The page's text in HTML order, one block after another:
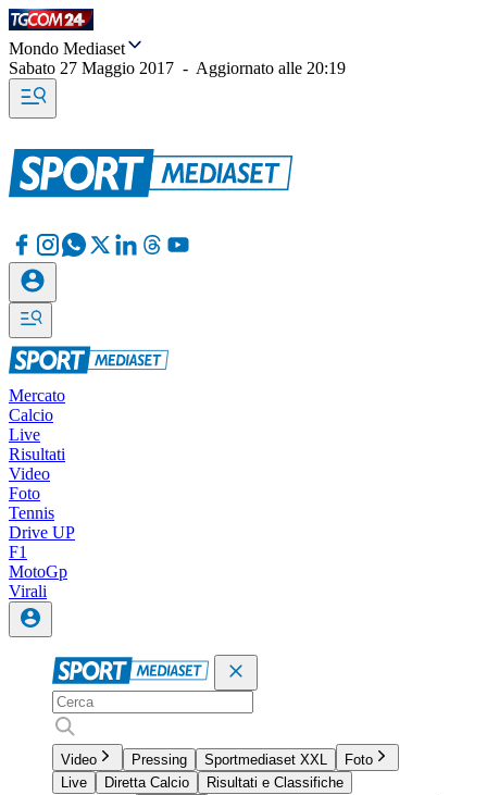
Mondo Mediaset
Sabato 27 Maggio 2017 - Aggiornato alle 20:19
Mercato
Calcio
Live
Risultati
Video
Foto
Tennis
Drive UP
F1
MotoGp
Virali
Video Pressing Sportmediaset XXL
Foto
Live
Diretta Calcio
Risultati e Classifiche